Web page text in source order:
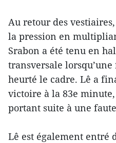
Au retour des
la pression en
Srabon a été tenu en
transversale
heurté le cadre. Lê a
victoire à la 83e
portant suite à une
Lê est également entré